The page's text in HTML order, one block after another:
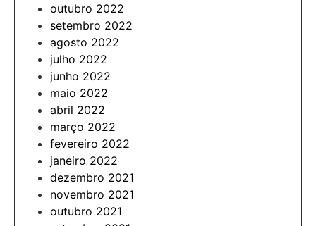
outubro 2022
setembro 2022
agosto 2022
julho 2022
junho 2022
maio 2022
abril 2022
março 2022
fevereiro 2022
janeiro 2022
dezembro 2021
novembro 2021
outubro 2021